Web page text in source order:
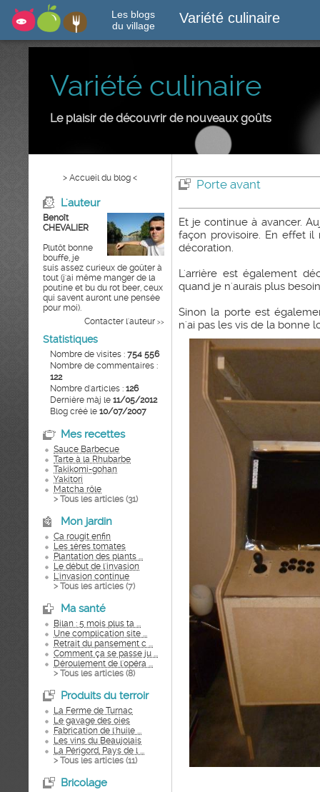
Les blogs
du village
Variété culinaire
Variété culinaire
Le plaisir de découvrir de nouveaux goûts
> Accueil du blog <
L'auteur
Benoît
CHEVALIER
Plutôt bonne
bouffe, je
suis assez curieux de goûter à
tout (j'ai même manger de la
poutine et bu du rot beer, ceux
qui savent auront une pensée
pour moi).
Contacter l'auteur >>
Statistiques
Nombre de visites : 754 556
Nombre de commentaires :
122
Nombre d'articles : 126
Dernière màj le 11/05/2012
Blog créé le 10/07/2007
Mes recettes
Sauce Barbecue
Tarte à la Rhubarbe
Takikomi-gohan
Yakitori
Matcha rôle
> Tous les articles (31)
Mon jardin
Ca rougit enfin
Les 1ères tomates
Plantation des plants ...
Le début de l'invasion
L'invasion continue
> Tous les articles (7)
Ma santé
Bilan : 5 mois plus ta ...
Une complication site ...
Retrait du pansement c ...
Comment ça se passe ju ...
Déroulement de l'opéra ...
> Tous les articles (8)
Produits du terroir
La Ferme de Turnac
Le gavage des oies
Fabrication de l'huile ...
Les vins du Beaujolais
La Périgord, Pays de l ...
> Tous les articles (11)
Bricolage
Porte avant
Et je continue à avancer.
façon provisoire. En effet
décoration.
L'arrière est également
quand je n'aurais plus
Sinon la porte est
n'ai pas les vis de la bonne